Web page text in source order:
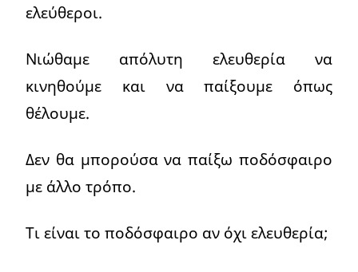
ελεύθεροι.
Νιώθαμε απόλυτη ελευθερία να
κινηθούμε και να παίξουμε όπως
θέλουμε.
Δεν θα μπορούσα να παίξω ποδόσφαιρο
με άλλο τρόπο.
Τι είναι το ποδόσφαιρο αν όχι ελευθερία;